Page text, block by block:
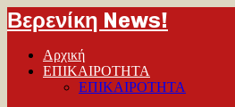
Βερενίκη News!
Αρχική
ΕΠΙΚΑΙΡΟΤΗΤΑ
ΕΠΙΚΑΙΡΟΤΗΤΑ